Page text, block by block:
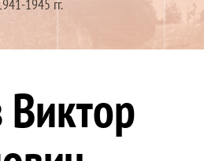
1945 гг.